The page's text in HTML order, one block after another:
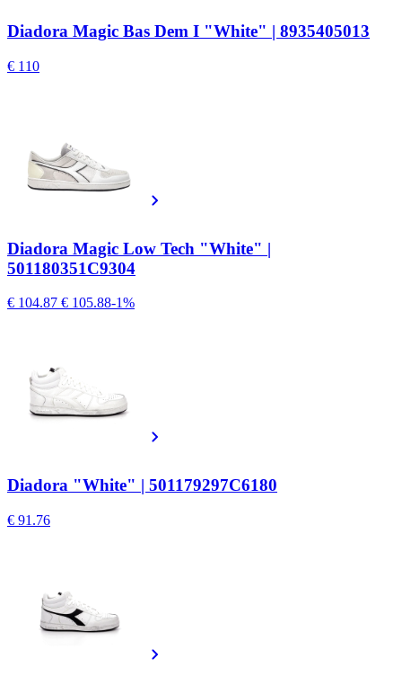
Diadora Magic Bas Dem I "White" | 8935405013
€ 110
Diadora Magic Low Tech "White" |
501180351C9304
€ 104.87 € 105.88-1%
Diadora "White" | 501179297C6180
€ 91.76